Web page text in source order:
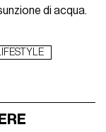
di acqua.
LIFESTYLE